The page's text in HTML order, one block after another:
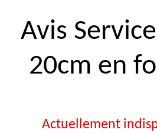
Avis
20cm en
Actuellement